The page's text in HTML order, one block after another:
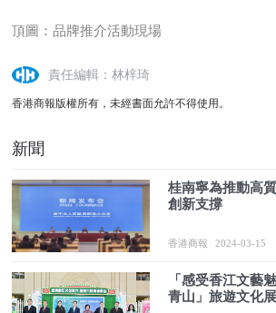
頂圖：品牌推介活動現場
責任編輯：林梓琦
香港商報版權所有，未經書面允許不得使用。
新聞
桂南寧為推動高
創新支撐
香港商報 2024-03-15
「感受香江文藝
青山」旅遊文化